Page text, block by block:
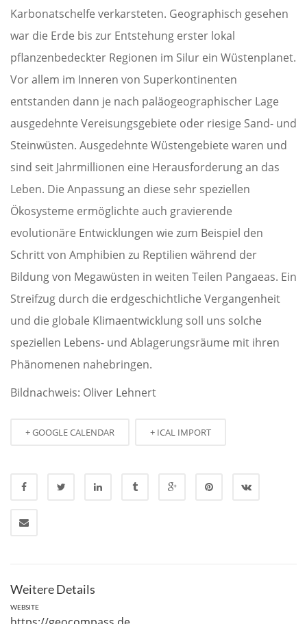
Karbonatschelfe verkarsteten. Geographisch gesehen
war die Erde bis zur Entstehung erster lokal
pflanzenbedeckter Regionen im Silur ein Wüstenplanet.
Vor allem im Inneren von Superkontinenten
entstanden dann je nach paläogeographischer Lage
ausgedehnte Vereisungsgebiete oder riesige Sand- und
Steinwüsten. Ausgedehnte Wüstengebiete waren und
sind seit Jahrmillionen eine Herausforderung an das
Leben. Die Anpassung an diese sehr speziellen
Ökosysteme ermöglichte auch gravierende
evolutionäre Entwicklungen wie zum Beispiel den
Schritt von Amphibien zu Reptilien während der
Bildung von Megawüsten in weiten Teilen Pangaeas. Ein
Streifzug durch die erdgeschichtliche Vergangenheit
und die globale Klimaentwicklung soll uns solche
speziellen Lebens- und Ablagerungsräume mit ihren
Phänomenen nahebringen.
Bildnachweis: Oliver Lehnert
+ GOOGLE CALENDAR + ICAL IMPORT
Weitere Details
WEBSITE